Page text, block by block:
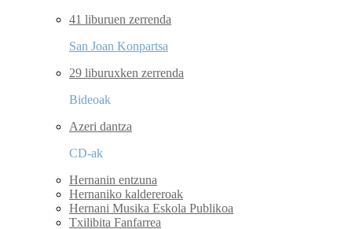
41 liburuen zerrenda
San Joan Konpartsa
29 liburuxken zerrenda
Bideoak
Azeri dantza
CD-ak
Hernanin entzuna
Hernaniko kaldereroak
Hernani Musika Eskola Publikoa
Txilibita Fanfarrea